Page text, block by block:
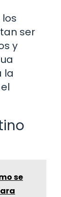
ser
y
la
se